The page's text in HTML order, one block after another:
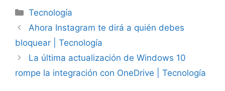
Categorías
Tecnología
Ahora Instagram te dirá a quién debes
bloquear | Tecnología
La última actualización de Windows 10
rompe la integración con OneDrive | Tecnología